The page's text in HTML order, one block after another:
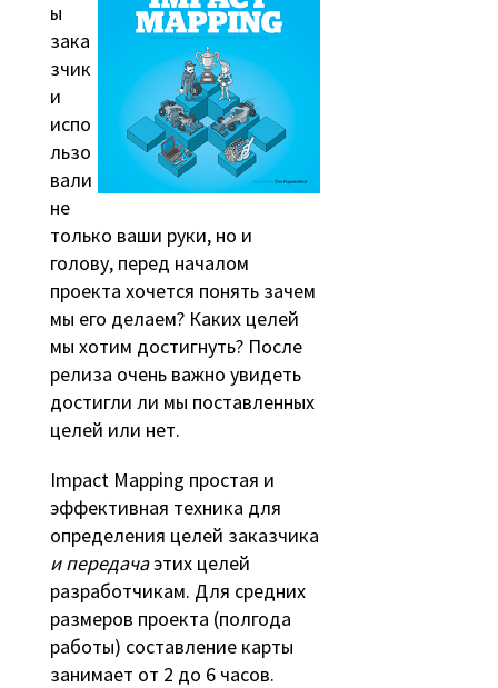
ы
зака
зчик
и
испо
льзо
вали
не
только ваши руки, но и
голову, перед началом
проекта хочется понять зачем
мы его делаем? Каких целей
мы хотим достигнуть? После
релиза очень важно увидеть
достигли ли мы поставленных
целей или нет.
Impact Mapping простая и
эффективная техника для
определения целей заказчика
и передачаэтих целей
разработчикам. Для средних
размеров проекта (полгода
работы) составление карты
занимает от 2 до 6 часов.